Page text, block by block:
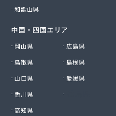
会社 那須営業所
給油所
工場
営業所
和歌山県
中国・四国エリア
岡山県
広島県
鳥取県
島根県
山口県
愛媛県
香川県
高知県